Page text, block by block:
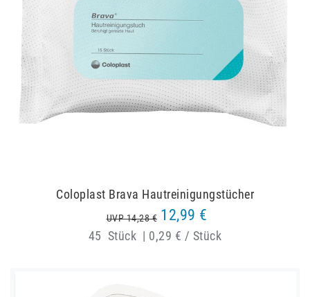
Coloplast Brava Hautreinigungstücher
UVP 14,28 € 12,99 €
45 Stück | 0,29 € / Stück